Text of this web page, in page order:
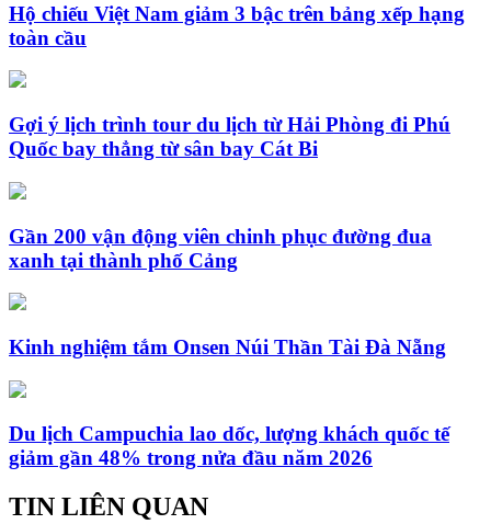
Hộ chiếu Việt Nam giảm 3 bậc trên bảng xếp hạng
toàn cầu
Gợi ý lịch trình tour du lịch từ Hải Phòng đi Phú
Quốc bay thẳng từ sân bay Cát Bi
Gần 200 vận động viên chinh phục đường đua
xanh tại thành phố Cảng
Kinh nghiệm tắm Onsen Núi Thần Tài Đà Nẵng
Du lịch Campuchia lao dốc, lượng khách quốc tế
giảm gần 48% trong nửa đầu năm 2026
TIN LIÊN QUAN